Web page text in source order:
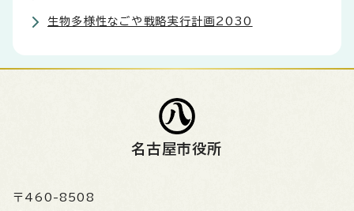
生物多様性なごや戦略実行計画2030
名古屋市役所
〒460-8508